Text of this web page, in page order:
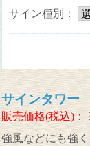
サイン種別：
サインタワー
販売価格(税込)：
強風などにも強